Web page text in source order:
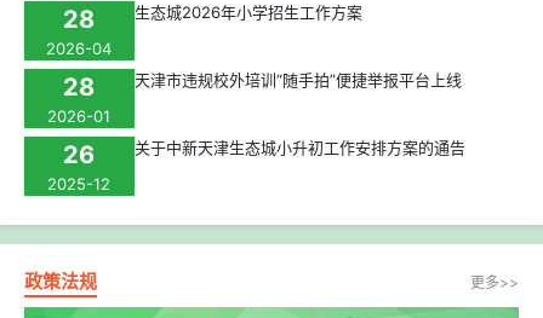
28
2026-04
生态城2026年小学招生工作方案
28
2026-01
天津市违规校外培训“随手拍”便捷举报平台上线
26
2025-12
关于中新天津生态城小升初工作安排方案的通告
政策法规 更多>>